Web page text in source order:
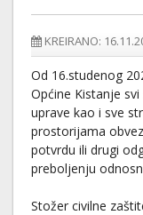
KREIRANO:
Od 16.studenog
Općine Kistanje
uprave kao i sve
prostorijama
potvrdu ili drugi
preboljenju
Stožer civilne